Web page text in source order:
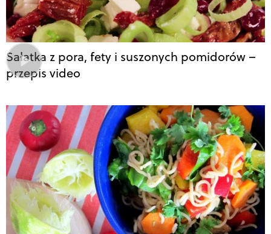
Sałatka z pora, fety i suszonych pomidorów –
przepis video